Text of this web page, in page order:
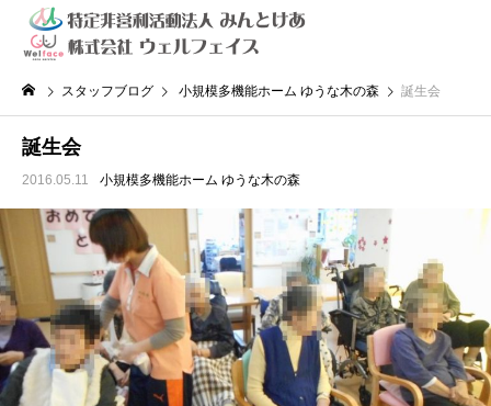
スタッフブログ 小規模多機能ホーム ゆうな木の森 誕生会
誕生会
2016.05.11 小規模多機能ホーム ゆうな木の森